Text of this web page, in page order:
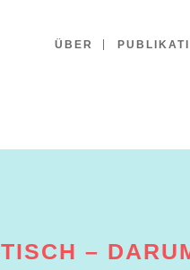
ÜBER
–